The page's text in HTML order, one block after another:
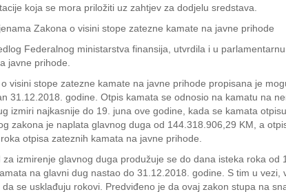
koja se mora priložiti uz zahtjev za dodjelu sredstava.
Zakona o visini stope zatezne kamate na javne prihode
Federalnog ministarstva finansija, utvrdila i u
javne prihode.
visini stope zatezne kamate na javne prihode propisana je
31.12.2018. godine. Otpis kamata se odnosio na kamatu na
izmiri najkasnije do 19. juna ove godine, kada se kamata
zakona je naplata glavnog duga od 144.318.906,29 KM, a
otpisa zateznih kamata na javne prihode.
izmirenje glavnog duga produžuje se do dana isteka roka
na glavni dug nastao do 31.12.2018. godine. S tim u
se usklađuju rokovi. Predviđeno je da ovaj zakon stupa na